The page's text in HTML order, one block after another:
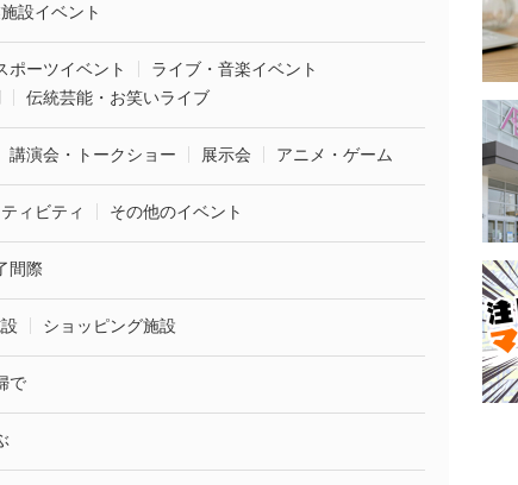
設イベント
ポーツイベント
ライブ・音楽イベント
伝統芸能・お笑いライブ
講演会・トークショー 展示会 アニメ・ゲーム
ィビティ その他のイベント
間際
ショッピング施設
で